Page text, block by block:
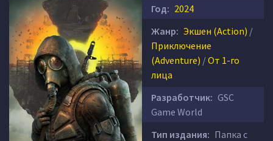
Год: 2024
Жанр: Экшен (Action) /
Приключение
(Adventure) /От 1-го
лица
Разработчик: GSC
Game World
Тип издания: Папка с